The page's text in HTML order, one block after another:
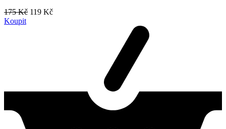
175 Kč 119 Kč
Koupit